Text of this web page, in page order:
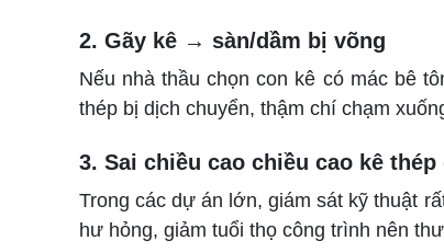
2. Gãy kê → sàn/dầm bị võng
Nếu nhà thầu chọn con kê có mác bê
thép bị dịch chuyển, thậm chí chạm
3. Sai chiều cao chiều cao kê
Trong các dự án lớn, giám sát kỹ thuật
hư hỏng, giảm tuổi thọ công trình nên